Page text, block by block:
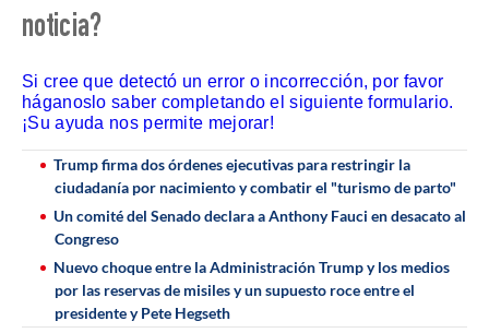
noticia?
Si cree que detectó un error o incorrección, por favor
háganoslo saber completando el siguiente formulario.
¡Su ayuda nos permite mejorar!
Trump firma dos órdenes ejecutivas para restringir la
ciudadanía por nacimiento y combatir el "turismo de parto"
Un comité del Senado declara a Anthony Fauci en desacato al
Congreso
Nuevo choque entre la Administración Trump y los medios
por las reservas de misiles y un supuesto roce entre el
presidente y Pete Hegseth